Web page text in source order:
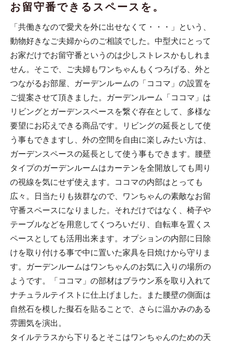
お留守番できるスペースを。
「共働きなので愛犬を外に出せなくて・・・」という、
動物好きなご夫婦からのご相談でした。中型犬にとって
お家だけでお留守番というのは少しストレスかもしれま
せん。そこで、ご夫婦もワンちゃんもくつろげる、外と
つながるお部屋、ガーデンルームの「ココマ」の設置を
ご提案させて頂きました。ガーデンルーム「ココマ」は
リビングとガーデンスペースを繋ぐ存在として、多様な
要望にお応えできる商品です。リビングの延長として使
う事もできますし、外の空間を自由に楽しみたい方は、
ガーデンスペースの延長として使う事もできます。腰壁
タイプのガーデンルームはカーテンを全開放しても周り
の視線を気にせず使えます。ココマの内部はとっても
広々。日当たりも抜群なので、ワンちゃんの素敵なお留
守番スペースになりました。それだけではなく、椅子や
テーブルなどを用意してくつろいだり、自転車を置くス
ペースとしても活用出来ます。オプションの内部に日除
けを取り付ける事で中に置いた家具を日焼けから守りま
す。ガーデンルームはワンちゃんのお気に入りの場所の
ようです。「ココマ」の部材はブラウン系を取り入れて
ナチュラルテイストに仕上げました。また腰壁の側面は
自然石を模した擬石を貼ることで、さらに温かみのある
雰囲気を演出。
タイルテラスから下りるとそこはワンちゃんのための天